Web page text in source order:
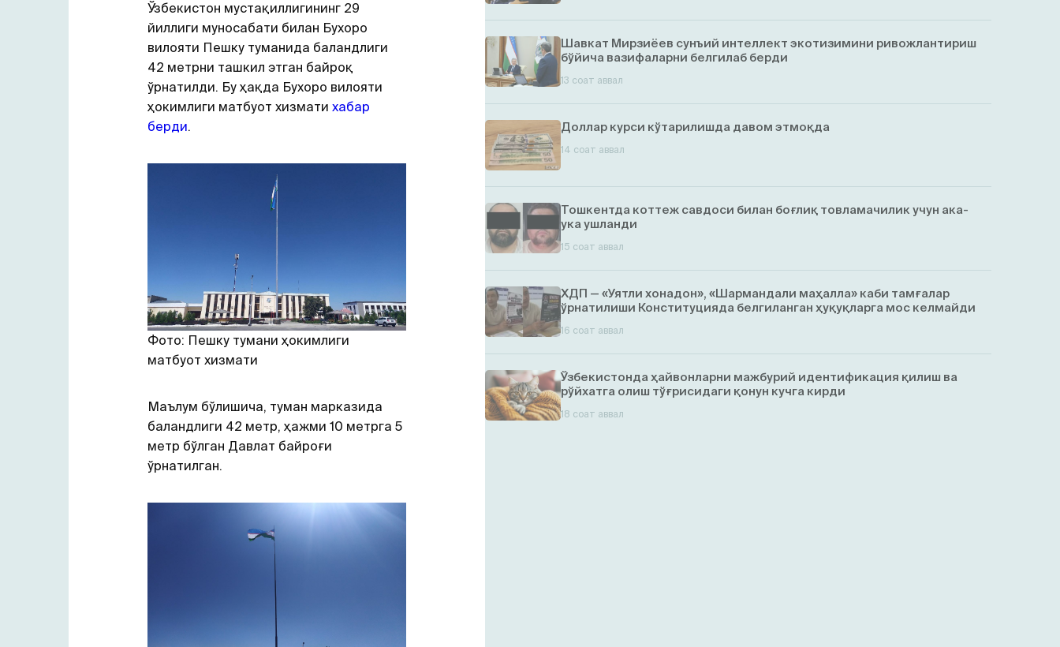
Ўзбекистон мустақиллигининг 29
йиллиги муносабати билан Бухоро
вилояти Пешку туманида баландлиги
42 метрни ташкил этган байроқ
ўрнатилди. Бу ҳақда Бухоро вилояти
ҳокимлиги матбуот хизмати хабар
берди.
Фото: Пешку тумани ҳокимлиги
матбуот хизмати
Маълум бўлишича, туман марказида
баландлиги 42 метр, ҳажми 10 метрга 5
метр бўлган Давлат байроғи
ўрнатилган.
Шавкат Мирзиёев сунъий интеллект экотизимини ривожлантириш
бўйича вазифаларни белгилаб берди
13 соат аввал
Доллар курси кўтарилишда давом этмоқда
14 соат аввал
Тошкентда коттеж савдоси билан боғлиқ товламачилик учун ака-
ука ушланди
15 соат аввал
ХДП — «Уятли хонадон», «Шармандали маҳалла» каби тамғалар
ўрнатилиши Конституцияда белгиланган ҳуқуқларга мос келмайди
16 соат аввал
Ўзбекистонда ҳайвонларни мажбурий идентификация қилиш ва
рўйхатга олиш тўғрисидаги қонун кучга кирди
18 соат аввал